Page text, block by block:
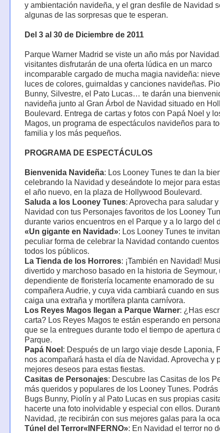
y ambientación navideña, y el gran desfile de Navidad
algunas de las sorpresas que te esperan.
Del 3 al 30 de Diciembre de 2011
Parque Warner Madrid se viste un año más por
visitantes disfrutarán de una oferta lúdica en un marco
incomparable cargado de mucha magia navideña:
luces de colores, guirnaldas y canciones navideñas.
Bunny, Silvestre, el Pato Lucas… te darán una
navideña junto al Gran Árbol de Navidad situado en
Boulevard. Entrega de cartas y fotos con Papá Noel y
Magos, un programa de espectáculos navideños para
familia y los más pequeños.
PROGRAMA DE ESPECTÁCULOS
Bienvenida Navideña: Los Looney Tunes te dan la
celebrando la Navidad y deseándote lo mejor para
el año nuevo, en la plaza de Hollywood Boulevard.
Saluda a los Looney Tunes: Aprovecha para saludar
Navidad con tus Personajes favoritos de los Looney
durante varios encuentros en el Parque y a lo largo del
«Un gigante en Navidad»: Los Looney Tunes te
peculiar forma de celebrar la Navidad contando
todos los públicos.
La Tienda de los Horrores: ¡También en Navidad!
divertido y marchoso basado en la historia de Seymour,
dependiente de floristería locamente enamorado de su
compañera Audrie, y cuya vida cambiará cuando en
caiga una extraña y mortífera planta carnívora.
Los Reyes Magos llegan a Parque Warner: ¿Has
carta? Los Reyes Magos te están esperando en
que se la entregues durante todo el tiempo de apertura
Parque.
Papá Noel : Después de un largo viaje desde Laponia,
nos acompañará hasta el día de Navidad. Aprovecha y
mejores deseos para estas fiestas.
Casitas de Personajes: Descubre las Casitas de los
más queridos y populares de los Looney Tunes.
Bugs Bunny, Piolín y al Pato Lucas en sus propias
hacerte una foto inolvidable y especial con ellos.
Navidad, ¡te recibirán con sus mejores galas para la
Túnel del Terror«INFERNO»: En Navidad el terror no